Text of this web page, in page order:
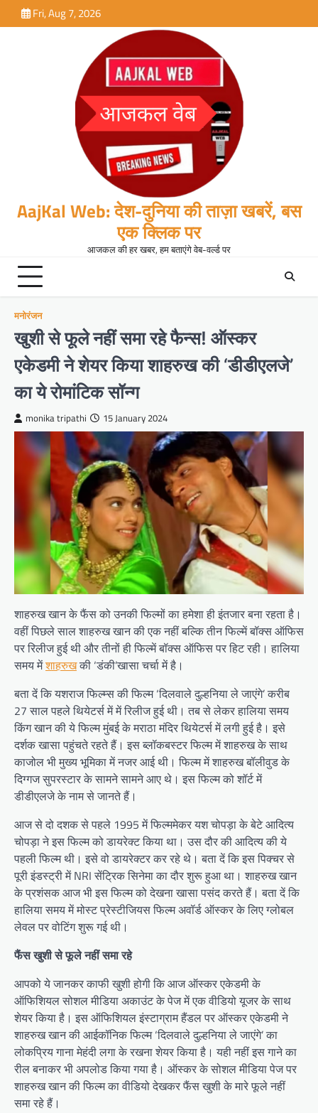
to
Fri, Aug 7, 2026
AajKal Web: देश-दुनिया की ताज़ा खबरें, बस
एक क्लिक पर
आजकल की हर खबर, हम बताएंगे वेब-वर्ल्ड पर
मनोरंजन
खुशी से फूले नहीं समा रहे फैन्स! ऑस्कर
एकेडमी ने शेयर किया शाहरुख की ‘डीडीएलजे’
का ये रोमांटिक सॉन्ग
monika tripathi 15 January 2024
शाहरुख खान के फैंस को उनकी फिल्मों का हमेशा ही इंतजार बना रहता है।
वहीं पिछले साल शाहरुख खान की एक नहीं बल्कि तीन फिल्में बॉक्स ऑफिस
पर रिलीज हुई थी और तीनों ही फिल्में बॉक्स ऑफिस पर हिट रही। हालिया
समय मेंशाहरुखकी ‘डंकी’खासा चर्चा में है।
बता दें कि यशराज फिल्म्स की फिल्म ‘दिलवाले दुल्हनिया ले जाएंगे’ करीब
27 साल पहले थियेटर्स में में रिलीज हुई थी। तब से लेकर हालिया समय
किंग खान की ये फिल्म मुंबई के मराठा मंदिर थियेटर्स में लगी हुई है। इसे
दर्शक खासा पहुंचते रहते हैं। इस ब्लॉकबस्टर फिल्म में शाहरुख के साथ
काजोल भी मुख्य भूमिका में नजर आई थी। फिल्म में शाहरुख बॉलीवुड के
दिग्गज सुपरस्टार के सामने सामने आए थे। इस फिल्म को शॉर्ट में
डीडीएलजे के नाम से जानते हैं।
आज से दो दशक से पहले 1995 में फिल्ममेकर यश चोपड़ा के बेटे आदित्य
चोपड़ा ने इस फिल्म को डायरेक्ट किया था। उस दौर की आदित्य की ये
पहली फिल्म थी। इसे वो डायरेक्टर कर रहे थे। बता दें कि इस पिक्चर से
पूरी इंडस्ट्री में NRI सेंट्रिक सिनेमा का दौर शुरू हुआ था। शाहरुख खान
के प्रशंसक आज भी इस फिल्म को देखना खासा पसंद करते हैं। बता दें कि
हालिया समय में मोस्ट प्रेस्टीजियस फिल्म अवॉर्ड ऑस्कर के लिए ग्लोबल
लेवल पर वोटिंग शुरू गई थी।
फैंस खुशी से फूले नहीं समा रहे
आपको ये जानकर काफी खुशी होगी कि आज ऑस्कर एकेडमी के
ऑफिशियल सोशल मीडिया अकाउंट के पेज में एक वीडियो यूजर के साथ
शेयर किया है। इस ऑफिशियल इंस्टाग्राम हैंडल पर ऑस्कर एकेडमी ने
शाहरुख खान की आईकॉनिक फिल्म ‘दिलवाले दुल्हनिया ले जाएंगे’ का
लोकप्रिय गाना मेहंदी लगा के रखना शेयर किया है। यही नहीं इस गाने का
रील बनाकर भी अपलोड किया गया है। ऑस्कर के सोशल मीडिया पेज पर
शाहरुख खान की फिल्म का वीडियो देखकर फैंस खुशी के मारे फूले नहीं
समा रहे हैं।